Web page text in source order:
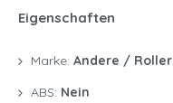
Eigenschaften
Marke: Andere / Roller
ABS: Nein